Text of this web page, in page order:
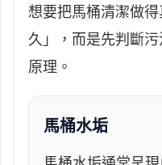
想要把馬桶清潔做
久」，而是先判斷
原理。
馬桶水垢